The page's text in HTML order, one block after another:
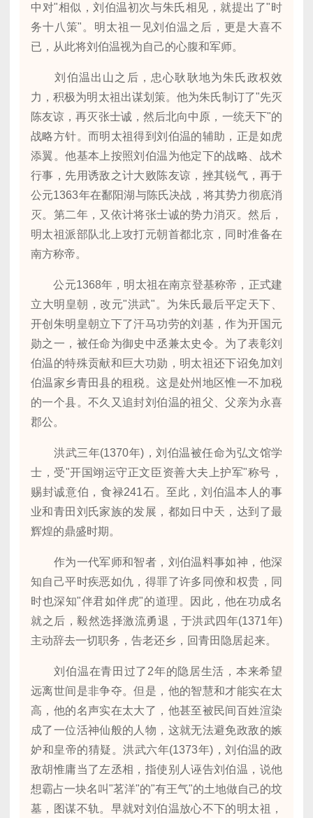
中对"相似，刘伯温初次与朱氏相见，就提出了"时
务十八策"。明太祖一见刘伯温之后，更是大喜不
已，从此将刘伯温视为自己的心腹和军师。
刘伯温出山之后，忠心耿耿地为朱氏政权效
力，积极为明太祖出谋划策。他为朱氏制订了"先灭
陈友谅，再灭张士诚，然后北向中原，一统天下"的
战略方针。而明太祖得到刘伯温的辅助，正是如虎
添翼。他基本上按照刘伯温为他定下的战略、战术
行事，先用诱敌之计大败陈友谅，挫其锐气，再于
公元1363年在鄱阳湖与陈氏决战，将其势力彻底消
灭。第二年，又依计将张士诚的势力消灭。然后，
明太祖派部队北上攻打元朝首都北京，同时准备在
南方称帝。
公元1368年，明太祖在南京登基称帝，正式建
立大明皇朝，改元"洪武"。为朱氏最后平定天下、
开创朱明皇朝立下了汗马功劳的刘基，作为开国元
勋之一，被任命为御史中丞兼太史令。为了表彰刘
伯温的特殊贡献和巨大功勋，明太祖还下诏免加刘
伯温家乡青田县的租税。这是处州地区惟一不加税
的一个县。不久又追封刘伯温的祖父、父亲为永喜
郡公。
洪武三年(1370年)，刘伯温被任命为弘文馆学
士，受"开国翊运守正文臣资善大夫上护军"称号，
赐封诚意伯，食禄241石。至此，刘伯温本人的事
业和青田刘氏家族的发展，都如日中天，达到了最
辉煌的鼎盛时期。
作为一代军师和智者，刘伯温料事如神，他深
知自己平时疾恶如仇，得罪了许多同僚和权贵，同
时也深知"伴君如伴虎"的道理。因此，他在功成名
就之后，毅然选择激流勇退，于洪武四年(1371年)
主动辞去一切职务，告老还乡，回青田隐居起来。
刘伯温在青田过了2年的隐居生活，本来希望
远离世间是非争夺。但是，他的智慧和才能实在太
高，他的名声实在太大了，他甚至被民间百姓渲染
成了一位活神仙般的人物，这就无法避免政敌的嫉
妒和皇帝的猜疑。洪武六年(1373年)，刘伯温的政
敌胡惟庸当了左丞相，指使别人诬告刘伯温，说他
想霸占一块名叫"茗洋"的"有王气"的土地做自己的坟
墓，图谋不轨。早就对刘伯温放心不下的明太祖，